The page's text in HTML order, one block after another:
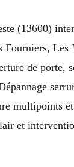
(13600)
Fourniers, Les
de porte,
multipoints
et